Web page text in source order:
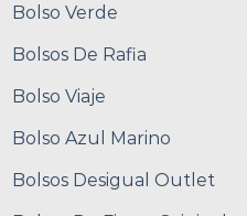
Bolso Verde
Bolsos De Rafia
Bolso Viaje
Bolso Azul Marino
Bolsos Desigual Outlet